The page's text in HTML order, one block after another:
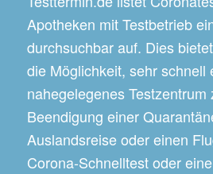
Apotheken mit Testbetrieb
durchsuchbar auf. Dies
die Möglichkeit, sehr schnell
nahegelegenes
Beendigung einer
Auslandsreise oder einen
Corona-Schnelltest oder